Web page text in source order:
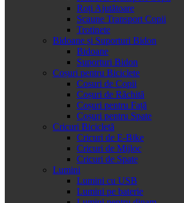
Roți Ajutătoare
Scaune Transport Copii
Trotinete
Bidoane și Suporturi Bidon
Bidoane
Suporturi Bidon
Coșuri pentru Biciclete
Cosuri de Copii
Coșuri de Răchită
Coșuri pentru Față
Coșuri pentru Spate
Cricuri Bicicletă
Cricuri de E-Bike
Cricuri de Mijloc
Cricuri de Spate
Lumini
Lumini cu USB
Lumini pe baterie